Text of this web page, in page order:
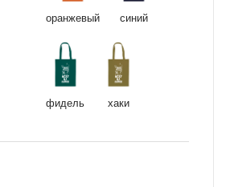
оранжевый синий
фидель хаки